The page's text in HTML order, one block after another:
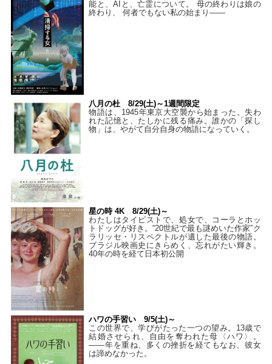
能と、AIと、亡霊について。 母の終わりは娘の
終わり、 何者でもない私の始まり――
八月の杜 8/29(土)～1週間限定
物語は、1945年東京大空襲から始まった。失わ
れた記憶と、たしかに残る痛み。誰かの「探し
物」は、やがて自分自身の物語になっていく。
星の時 4K 8/29(土)～
わたしはタイピストで、処⼥で、コーラとホッ
トドッグが好き。“20世紀で最も謎めいた作家”ク
ラリッセ・リスペクトルが遺した最後の物語。
ブラジル映画史にきらめく、忘れがたい輝き。
40年の時を経て⽇本初公開
ハワの手習い 9/5(土)～
この世界で、学びがたった一つの望み。13歳で
結婚させられ、自由を奪われた母〈ハワ〉。
——年を重ね、多くの挫折を経てもなお、彼女
は諦めなかった。